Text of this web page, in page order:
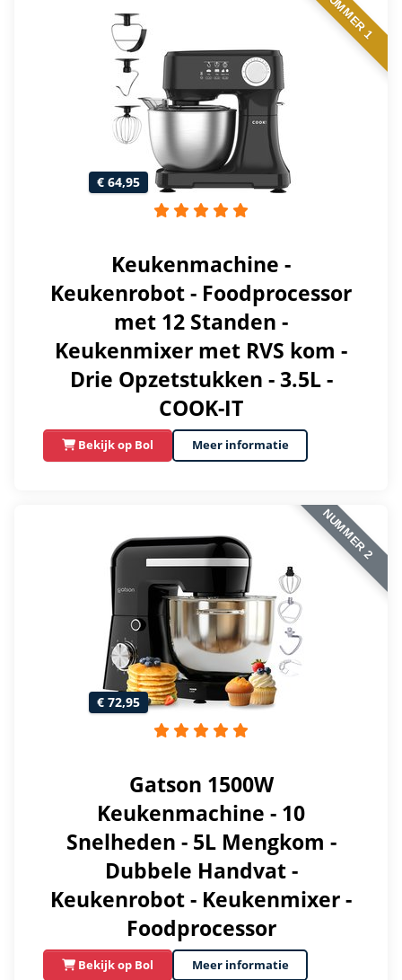
NUMMER 1
€ 64,95
Keukenmachine -
Keukenrobot - Foodprocessor
met 12 Standen -
Keukenmixer met RVS kom -
Drie Opzetstukken - 3.5L -
COOK-IT
Bekijk op Bol Meer informatie
NUMMER 2
€ 72,95
Gatson 1500W
Keukenmachine - 10
Snelheden - 5L Mengkom -
Dubbele Handvat -
Keukenrobot - Keukenmixer -
Foodprocessor
Bekijk op Bol Meer informatie